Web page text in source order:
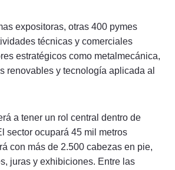
expositoras, otras 400 pymes
técnicas y comerciales
estratégicos como metalmecánica,
renovables y tecnología aplicada al
a tener un rol central dentro de
sector ocupará 45 mil metros
con más de 2.500 cabezas en pie,
juras y exhibiciones. Entre las